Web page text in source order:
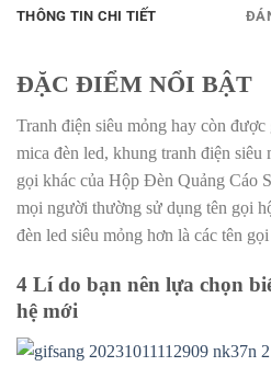
THÔNG TIN CHI TIẾT
ĐẶC ĐIỂM NỔI BẬT
Tranh điện siêu mỏng hay còn
mica đèn led, khung tranh điện siêu
gọi khác của Hộp Đèn Quảng Cáo
mọi người thường sử dụng tên gọi
đèn led siêu mỏng hơn là các tên
4 Lí do bạn nên lựa chọn
hệ mới